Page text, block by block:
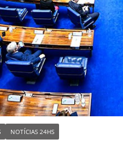
NOTÍCIAS 24HS